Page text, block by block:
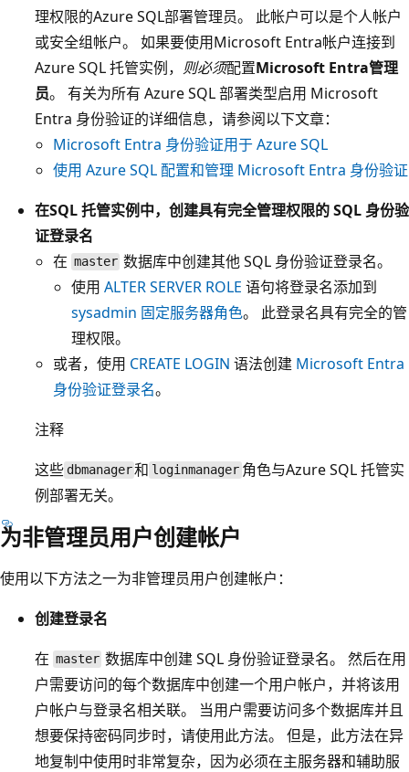
理权限的Azure SQL部署管理员。 此帐户可以是个人帐户
或安全组帐户。 如果要使用Microsoft Entra帐户连接到
Azure SQL 托管实例， 则必须配置Microsoft Entra管理
员。 有关为所有 Azure SQL 部署类型启用 Microsoft
Entra 身份验证的详细信息，请参阅以下文章：
Microsoft Entra 身份验证用于 Azure SQL
使用 Azure SQL 配置和管理 Microsoft Entra 身份验证
在SQL 托管实例中，创建具有完全管理权限的 SQL 身份验
证登录名
在 master 数据库中创建其他 SQL 身份验证登录名。
使用 ALTER SERVER ROLE 语句将登录名添加到
sysadmin 固定服务器角色。 此登录名具有完全的管
理权限。
或者，使用 CREATE LOGIN 语法创建 Microsoft Entra
身份验证登录名。
注释
这些 dbmanager和 loginmanager 角色与Azure SQL 托管实
例部署无关。
为非管理员用户创建帐户
使用以下方法之一为非管理员用户创建帐户：
创建登录名
在 master 数据库中创建 SQL 身份验证登录名。 然后在用
户需要访问的每个数据库中创建一个用户帐户，并将该用
户帐户与登录名相关联。 当用户需要访问多个数据库并且
想要保持密码同步时，请使用此方法。 但是，此方法在异
地复制中使用时非常复杂，因为必须在主服务器和辅助服